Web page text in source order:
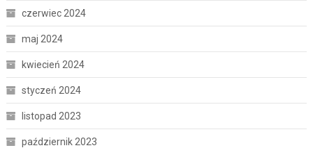
czerwiec 2024
maj 2024
kwiecień 2024
styczeń 2024
listopad 2023
październik 2023